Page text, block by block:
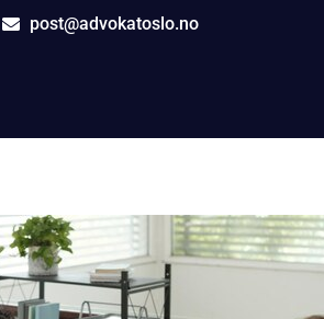
post@advokatoslo.no